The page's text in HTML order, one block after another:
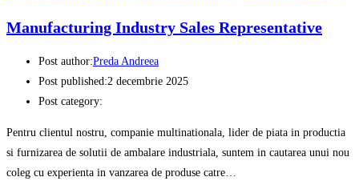
Manufacturing Industry Sales Representative
Post author:Preda Andreea
Post published:2 decembrie 2025
Post category:
Pentru clientul nostru, companie multinationala, lider de piata in productia
si furnizarea de solutii de ambalare industriala, suntem in cautarea unui nou
coleg cu experienta in vanzarea de produse catre…